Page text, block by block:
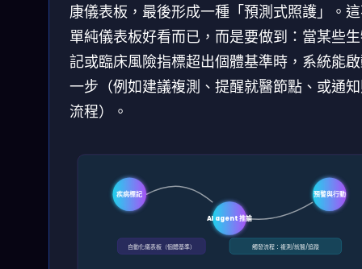
康儀表板，最後形成一種「預測式照護」。
單純儀表板好看而已，而是要做到：當某些
記或臨床風險指標超出個體基準時，系統能
一步（例如建議複測、提醒就醫節點、或通
流程）。
疾病標記
AI agent 推論
預警與行動
自動化儀表板（個體基準） 觸發流程：複測/就醫/追蹤